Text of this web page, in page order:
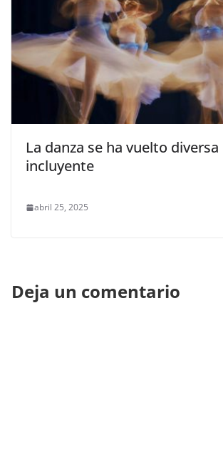
La danza se ha vuelto diversa
incluyente
abril 25, 2025
Deja un comentario